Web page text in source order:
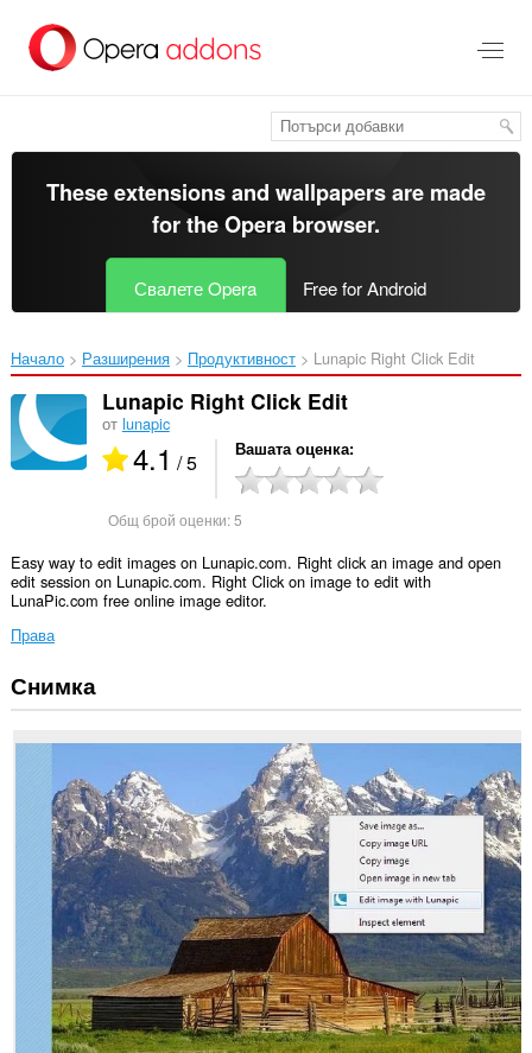
главното
съдържание
These extensions and wallpapers are made
for theOpera browser.
Свалете Opera Free for Android
Начало Разширения Продуктивност Lunapic Right Click Edit‎
Lunapic Right Click Edit
от lunapic
4.1 / 5 Вашата оценка
Общ брой оценки:5
Easy way to edit images on Lunapic.com. Right click an image and open
edit session on Lunapic.com. Right Click on image to edit with
LunaPic.com free online image editor.
Права
Това
разширение
да
данните
сайтове.
разширение
осъществява
достъп
Снимка